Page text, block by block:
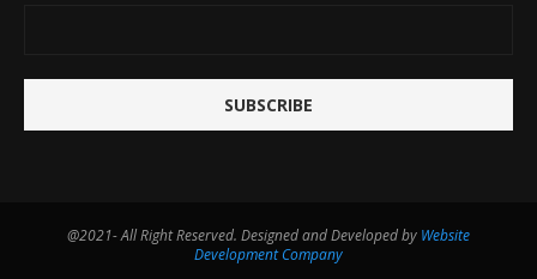
@2021- All Right Reserved. Designed and Developed by Website
Development Company